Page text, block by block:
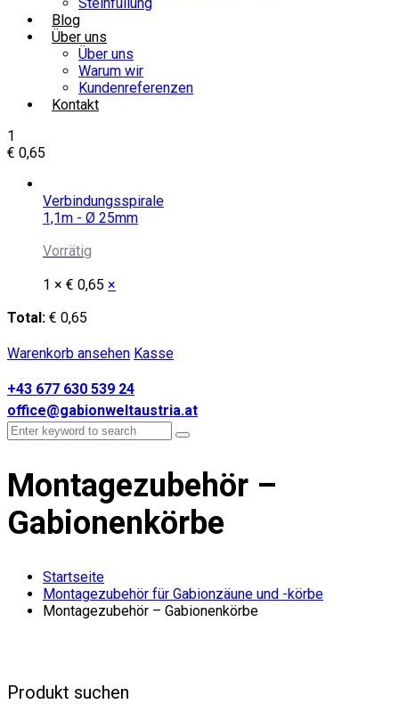
Blog
Über uns
Über uns
Warum wir
Kundenreferenzen
Kontakt
1
€ 0,65
Verbindungsspirale
1,1m - Ø 25mm
Vorrätig
1 × € 0,65 ×
Total: € 0,65
Warenkorb ansehen Kasse
+43 677 630 539 24
office@gabionweltaustria.at
Montagezubehör –
Gabionenkörbe
Startseite
Montagezubehör für Gabionzäune und -körbe
Montagezubehör – Gabionenkörbe
Produkt suchen